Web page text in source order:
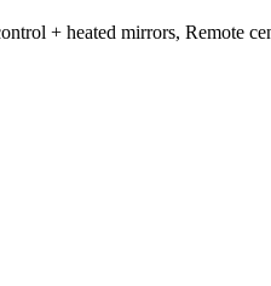
+ heated mirrors, Remote